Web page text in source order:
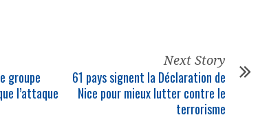
groupe
l’attaque
Next Story
61 pays signent la Déclaration de
Nice pour mieux lutter contre le
terrorisme